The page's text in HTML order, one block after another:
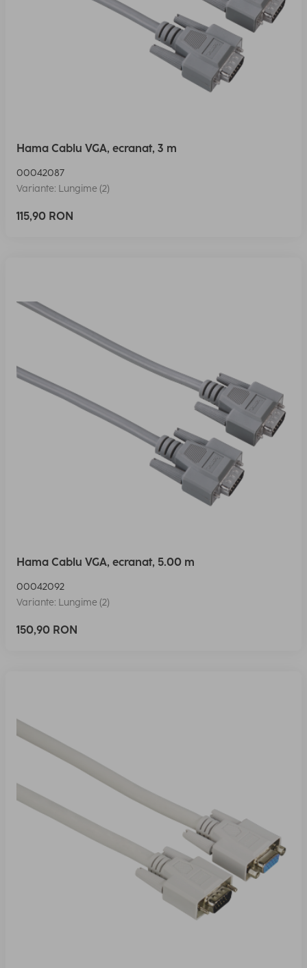
Hama Cablu VGA, ecranat, 3 m
00042087
Variante: Lungime (2)
115,90 RON
Hama Cablu VGA, ecranat, 5.00 m
00042092
Variante: Lungime (2)
150,90 RON